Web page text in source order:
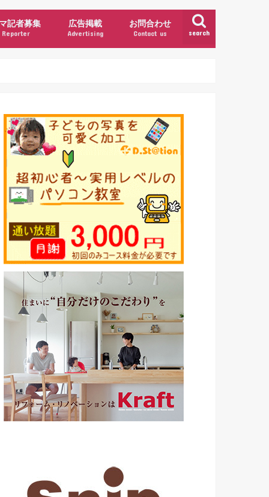
search
記者募集
Reporter
広告掲載
Advertising
お問合わせ
Contact us